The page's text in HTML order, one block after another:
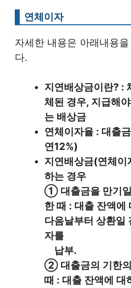
연체이자
자세한 내용은 아래내용
다.
지연배상금이란? :
체된 경우, 지급해
는 배상금
연체이자율 : 대출
연12%)
지연배상금(연체이
하는 경우
① 대출금을 만기
한 때 : 대출 잔액에
다음날부터 상환일
자를
납부.
② 대출금의 기한
때 : 대출 잔액에 대